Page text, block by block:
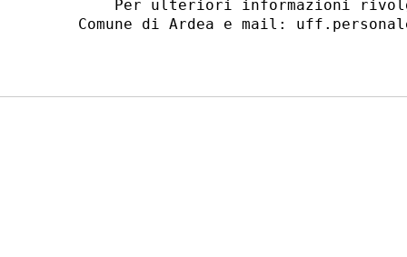
Per ulteriori informazioni
Comune di Ardea e mail: